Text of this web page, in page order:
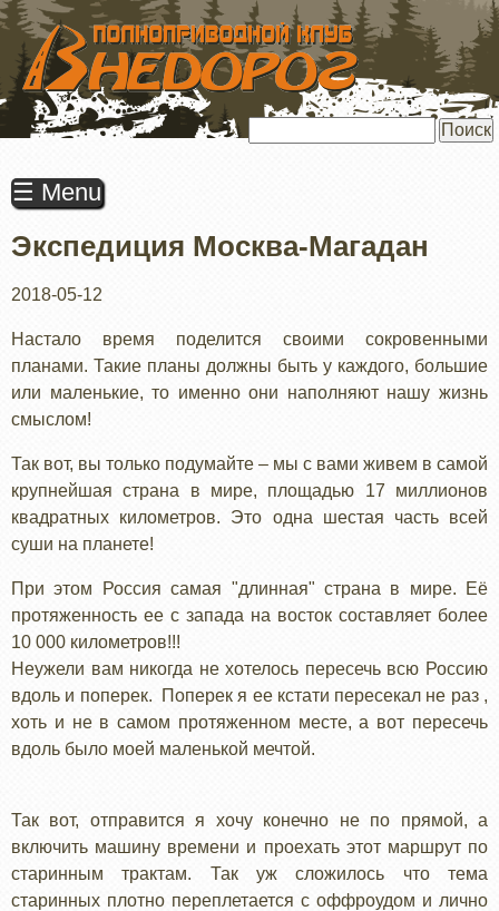
ПЕРЕЙТИ
ОСНОВНОМУ
СОДЕРЖАНИЮ
☰ Menu
Экспедиция Москва-Магадан
2018-05-12
Настало время поделится своими сокровенными
планами. Такие планы должны быть у каждого, большие
или маленькие, то именно они наполняют нашу жизнь
смыслом!
Так вот, вы только подумайте – мы с вами живем в самой
крупнейшая страна в мире, площадью 17 миллионов
квадратных километров. Это одна шестая часть всей
суши на планете!
При этом Россия самая "длинная" страна в мире. Её
протяженность ее с запада на восток составляет более
10 000 километров!!!
Неужели вам никогда не хотелось пересечь всю Россию
вдоль и поперек. Поперек я ее кстати пересекал не раз ,
хоть и не в самом протяженном месте, а вот пересечь
вдоль было моей маленькой мечтой.
Так вот, отправится я хочу конечно не по прямой, а
включить машину времени и проехать этот маршрут по
старинным трактам. Так уж сложилось что тема
старинных плотно переплетается с оффроудом и лично